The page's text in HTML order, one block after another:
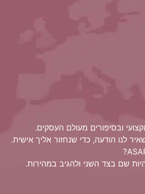
ובסיפורים מעולם העסקים.
לנו הודעה, כדי שנחזור אליך אישית.
שם בצד השני ולהגיב במהירות.